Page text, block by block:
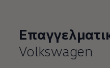
Volkswagen